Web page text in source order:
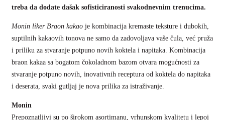
treba da dodate dašak sofisticiranosti svakodnevnim trenucima.
Monin liker Braon kakaoje kombinacija kremaste teksture i dubokih,
suptilnih kakaovih tonova ne samo da zadovoljava vaše čula, već pruža
i priliku za stvaranje potpuno novih koktela i napitaka. Kombinacija
braon kakaa sa bogatom čokoladnom bazom otvara mogućnosti za
stvaranje potpuno novih, inovativnih receptura od koktela do napitaka
i deserata, svaki gutljaj je nova prilika za istraživanje.
Monin
Prepoznatljivi su po širokom asortimanu, vrhunskom kvalitetu i lepoj